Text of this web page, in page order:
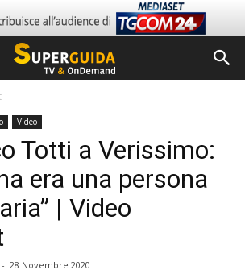
Video
Totti a Verissimo:
era una persona
| Video
- 28 Novembre 2020